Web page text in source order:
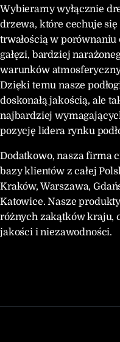
Wybieramy wyłącznie
drzewa, które cechuje
trwałością w
gałęzi, bardziej
warunków
Dzięki temu nasze
doskonałą jakością, ale
najbardziej
pozycję lidera rynku
Dodatkowo, nasza firma
bazy klientów z całej
Kraków, Warszawa,
Katowice. Nasze
różnych zakątków kraju,
jakości i niezawodności.